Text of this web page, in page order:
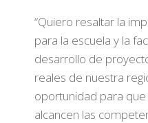
“Quiero resaltar la
para la escuela y la
desarrollo de
reales de nuestra
oportunidad para
alcancen las